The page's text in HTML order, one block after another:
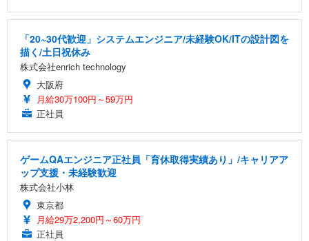
「20~30代歓迎」システムエンジニア/未経験OK/ITの設計図を
描く/土日祝休み
株式会社enrich technology
大阪府
月給30万100円～59万円
正社員
ゲームQAエンジニア正社員「育休取得実績あり」/キャリアア
ップ支援・未経験歓迎
株式会社小林
東京都
月給29万2,200円～60万円
正社員